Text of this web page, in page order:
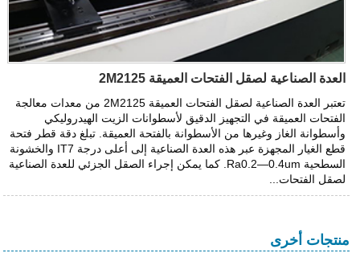
العدة الصناعية لصقل الفتحات العميقة 2M2125
تعتبر العدة الصناعية لصقل الفتحات العميقة 2M2125 من معدات معالجة
الفتحات العميقة في التجهيز الدقيق لأسطوانات الزيت الهيدروليكي
وأسطوانة الغاز وغيرها من الأسطوانة بالفتحة العميقة. تبلغ دقة قطر فتحة
قطع الغيار المجهزة عبر هذه العدة الصناعية إلى أعلى درجة IT7 والخشونة
السطحية Ra0.2—0.4um. كما يمكن إجراء الصقل الجزئي للعدة الصناعية
لصقل الفتحات...
منتجات أخرى